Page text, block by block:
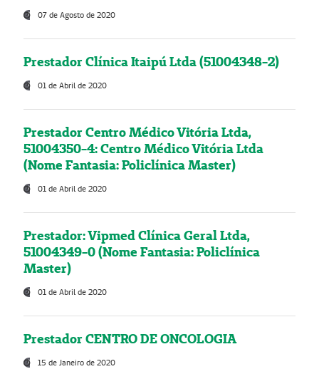
07 de Agosto de 2020
Prestador Clínica Itaipú Ltda (51004348-2)
01 de Abril de 2020
Prestador Centro Médico Vitória Ltda,
51004350-4: Centro Médico Vitória Ltda
(Nome Fantasia: Policlínica Master)
01 de Abril de 2020
Prestador: Vipmed Clínica Geral Ltda,
51004349-0 (Nome Fantasia: Policlínica
Master)
01 de Abril de 2020
Prestador CENTRO DE ONCOLOGIA
15 de Janeiro de 2020